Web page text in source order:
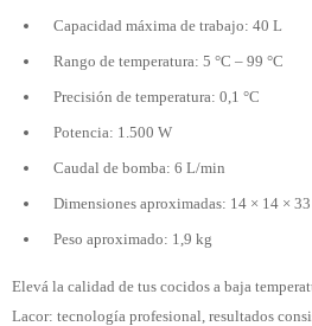
Capacidad máxima de trabajo: 40 L
Rango de temperatura: 5 °C – 99 °C
Precisión de temperatura: 0,1 °C
Potencia: 1.500 W
Caudal de bomba: 6 L/min
Dimensiones aproximadas: 14 × 14 ×
Peso aproximado: 1,9 kg
Elevá la calidad de tus cocidos a baja
Lacor: tecnología profesional, resultados